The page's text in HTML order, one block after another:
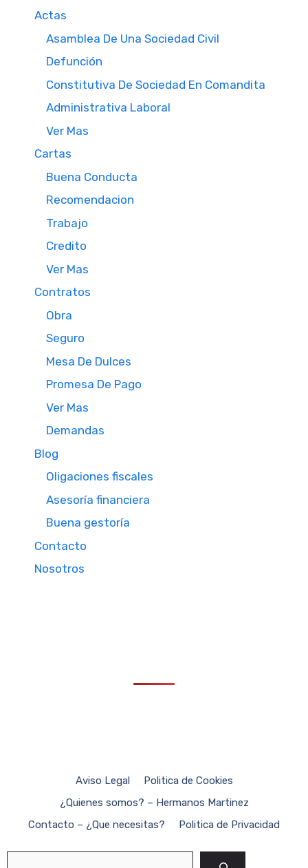
Actas
Asamblea De Una Sociedad Civil
Defunción
Constitutiva De Sociedad En Comandita
Administrativa Laboral
Ver Mas
Cartas
Buena Conducta
Recomendacion
Trabajo
Credito
Ver Mas
Contratos
Obra
Seguro
Mesa De Dulces
Promesa De Pago
Ver Mas
Demandas
Blog
Oligaciones fiscales
Asesoría financiera
Buena gestoría
Contacto
Nosotros
Aviso Legal
Politica de Cookies
¿Quienes somos? – Hermanos Martinez
Contacto – ¿Que necesitas?
Politica de Privacidad